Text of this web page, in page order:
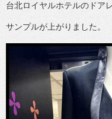
台北ロイヤルホテルのドア
サンプルが上がりました。